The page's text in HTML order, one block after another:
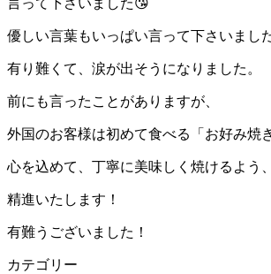
優しい言葉もいっぱい言って下さいました
有り難くて、涙が出そうになりました。
前にも言ったことがありますが、
外国のお客様は初めて食べる「お好み焼
心を込めて、丁寧に美味しく焼けるよう
精進いたします！
有難うございました！
カテゴリー